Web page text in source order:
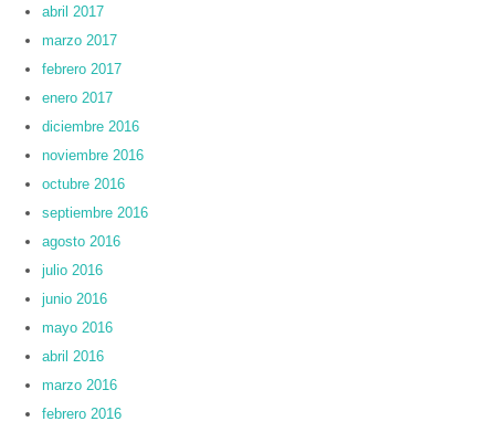
abril 2017
marzo 2017
febrero 2017
enero 2017
diciembre 2016
noviembre 2016
octubre 2016
septiembre 2016
agosto 2016
julio 2016
junio 2016
mayo 2016
abril 2016
marzo 2016
febrero 2016